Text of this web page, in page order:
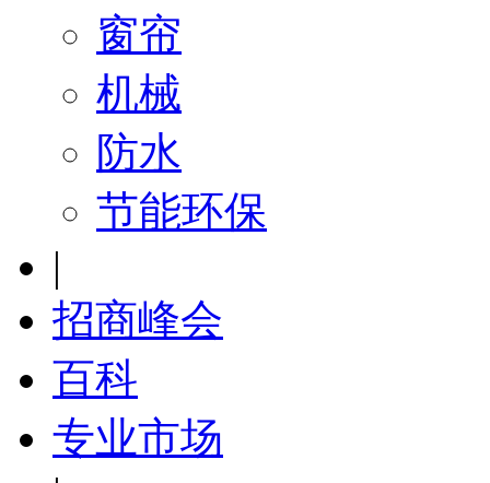
窗帘
机械
防水
节能环保
|
招商峰会
百科
专业市场